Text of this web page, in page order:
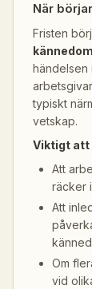
När
Fristen
kännedom
händelsen
typiskt
vetskap.
Viktigt att
Att
räcker
Att
Om
vid